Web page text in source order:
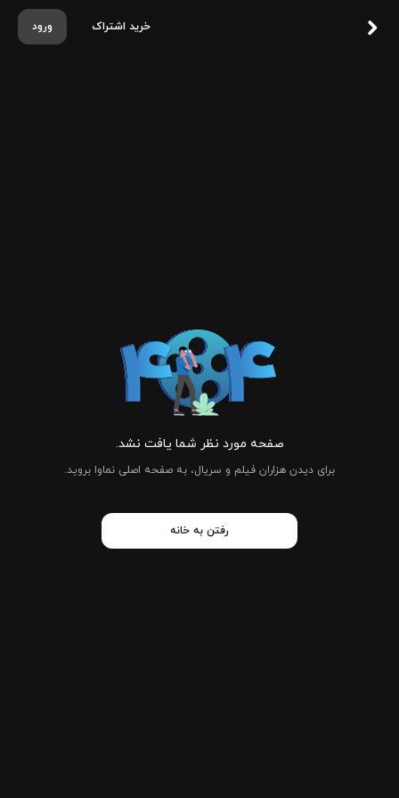
ورود خرید اشتراک
صفحه مورد نظر شما یافت نشد.
برای دیدن هزاران فیلم و سریال، به صفحه اصلی نماوا بروید.
رفتن به خانه